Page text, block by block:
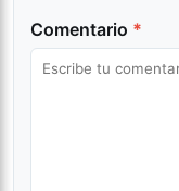
Comentario *